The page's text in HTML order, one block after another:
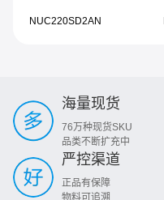
NUC220SD2AN
海量现货
76万种现货SKU
品类不断扩充中
严控渠道
正品有保障
物料可追溯